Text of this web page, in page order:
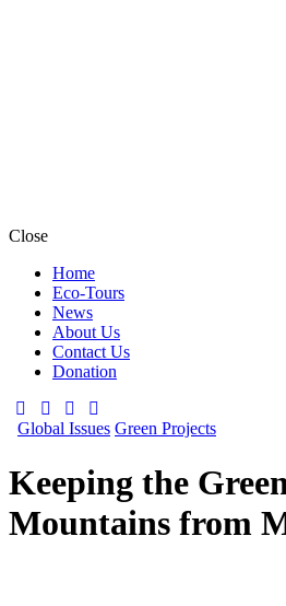
Close
Home
Eco-Tours
News
About Us
Contact Us
Donation
Global Issues Green Projects
Keeping the
Mountains from